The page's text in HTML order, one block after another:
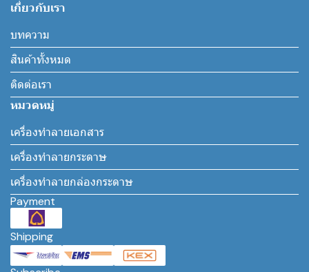
เกี่ยวกับเรา
บทความ
สินค้าทั้งหมด
ติดต่อเรา
หมวดหมู่
เครื่องทำลายเอกสาร
เครื่องทำลายกระดาษ
เครื่องทำลายกล่องกระดาษ
Payment
Shipping